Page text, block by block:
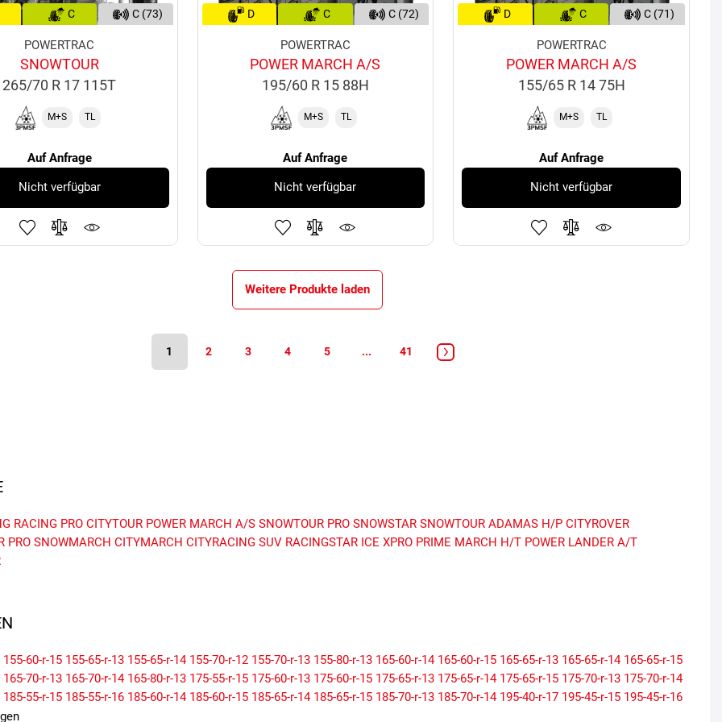
C C (73)
POWERTRAC
SNOWTOUR
265/70 R 17 115T
M+S TL
Auf Anfrage
Nicht verfügbar
D C C (72)
POWERTRAC
POWER MARCH A/S
195/60 R 15 88H
M+S TL
Auf Anfrage
Nicht verfügbar
D C C (71)
POWERTRAC
POWER MARCH A/S
155/65 R 14 75H
M+S TL
Auf Anfrage
Nicht verfügbar
Weitere Produkte laden
1 2 3 4 5 ... 41
RACING PRO CITYTOUR POWER MARCH A/S SNOWTOUR PRO SNOWSTAR SNOWTOUR ADAMAS H/P CITYROVER
PRO SNOWMARCH CITYMARCH CITYRACING SUV RACINGSTAR ICE XPRO PRIME MARCH H/T POWER LANDER A/T
155-60-r-15 155-65-r-13 155-65-r-14 155-70-r-12 155-70-r-13 155-80-r-13 165-60-r-14 165-60-r-15 165-65-r-13 165-65-r-14 165-65-r-15
165-70-r-13 165-70-r-14 165-80-r-13 175-55-r-15 175-60-r-13 175-60-r-15 175-65-r-13 175-65-r-14 175-65-r-15 175-70-r-13 175-70-r-14
185-55-r-15 185-55-r-16 185-60-r-14 185-60-r-15 185-65-r-14 185-65-r-15 185-70-r-13 185-70-r-14 195-40-r-17 195-45-r-15 195-45-r-16
195-50-r-15